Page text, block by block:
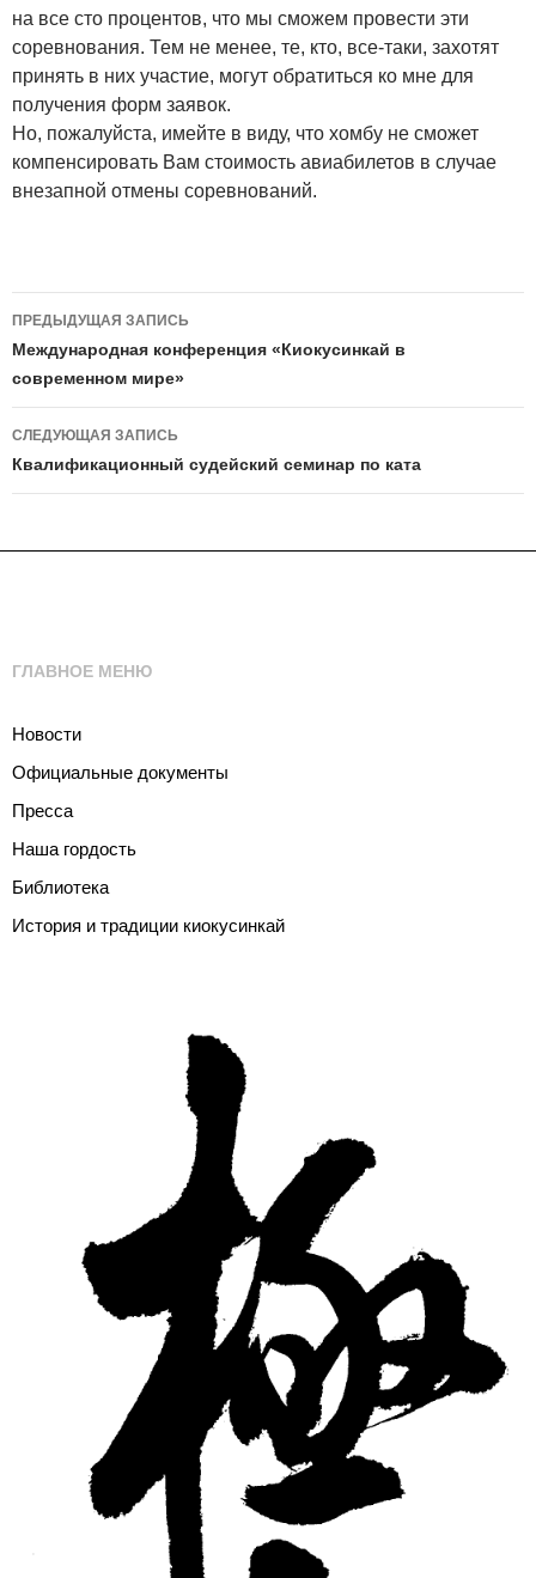
на все сто процентов, что мы сможем провести эти
соревнования. Тем не менее, те, кто, все-таки, захотят
принять в них участие, могут обратиться ко мне для
получения форм заявок.
Но, пожалуйста, имейте в виду, что хомбу не сможет
компенсировать Вам стоимость авиабилетов в случае
внезапной отмены соревнований.
Навигация
по
записям
ПРЕДЫДУЩАЯ ЗАПИСЬ
Международная конференция «Киокусинкай в
современном мире»
СЛЕДУЮЩАЯ ЗАПИСЬ
Квалификационный судейский семинар по ката
ГЛАВНОЕ МЕНЮ
Новости
Официальные документы
Пресса
Наша гордость
Библиотека
История и традиции киокусинкай